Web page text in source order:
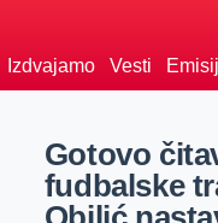
Izdvajamo Vesti
Gotovo
fudbalske